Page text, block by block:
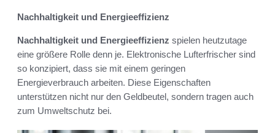
Nachhaltigkeit und Energieeffizienz
Nachhaltigkeit und Energieeffizienz spielen heutzutage
eine größere Rolle denn je. Elektronische Lufterfrischer sind
so konzipiert, dass sie mit einem geringen
Energieverbrauch arbeiten. Diese Eigenschaften
unterstützen nicht nur den Geldbeutel, sondern tragen auch
zum Umweltschutz bei.